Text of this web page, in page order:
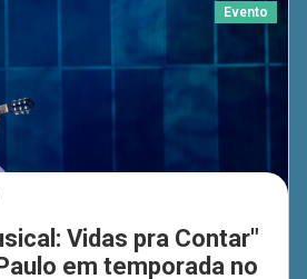
Evento
Vidas pra Contar"
em temporada no